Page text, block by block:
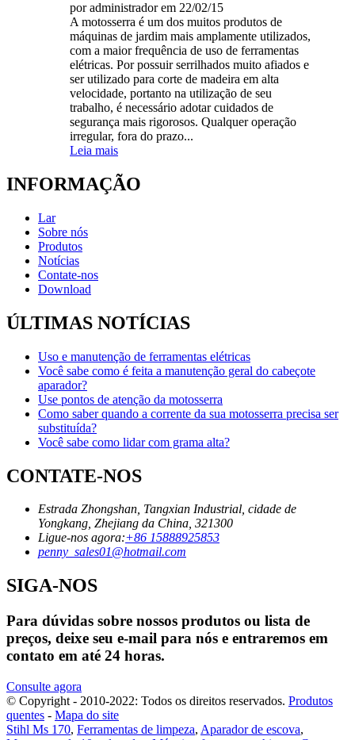
por administrador em 22/02/15
A motosserra é um dos muitos produtos de
máquinas de jardim mais amplamente utilizados,
com a maior frequência de uso de ferramentas
elétricas. Por possuir serrilhados muito afiados e
ser utilizado para corte de madeira em alta
velocidade, portanto na utilização de seu
trabalho, é necessário adotar cuidados de
segurança mais rigorosos. Qualquer operação
irregular, fora do prazo...
Leia mais
INFORMAÇÃO
Lar
Sobre nós
Produtos
Notícias
Contate-nos
Download
ÚLTIMAS NOTÍCIAS
Uso e manutenção de ferramentas elétricas
Você sabe como é feita a manutenção geral do cabeçote
aparador?
Use pontos de atenção da motosserra
Como saber quando a corrente da sua motosserra precisa ser
substituída?
Você sabe como lidar com grama alta?
CONTATE-NOS
Estrada Zhongshan, Tangxian Industrial, cidade de
Yongkang, Zhejiang da China, 321300
Ligue-nos agora:+86 15888925853
penny_sales01@hotmail.com
SIGA-NOS
Para dúvidas sobre nossos produtos ou lista de
preços, deixe seu e-mail para nós e entraremos em
contato em até 24 horas.
Consulte agora
© Copyright - 2010-2022: Todos os direitos reservados. Produtos
quentes - Mapa do site
Stihl Ms 170, Ferramentas de limpeza, Aparador de escova,